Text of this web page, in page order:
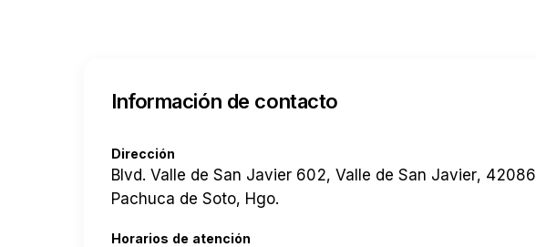
Información de contacto
Dirección
Blvd. Valle de San Javier 602, Valle de San Javier, 42086
Pachuca de Soto, Hgo.
Horarios de atención